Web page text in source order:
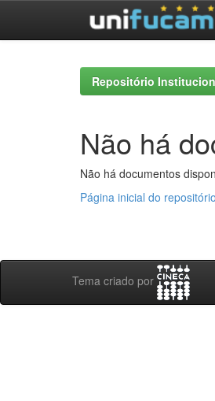
Repositório
Não há
Não há documentos
Página inicial do repositório
Tema criado por